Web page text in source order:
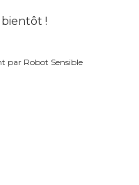
!
par Robot Sensible